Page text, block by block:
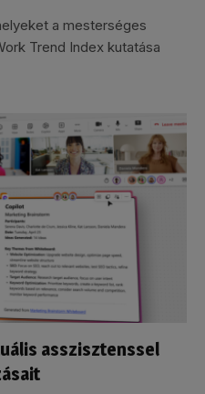
a mesterséges
Trend Index kutatása
asszisztenssel